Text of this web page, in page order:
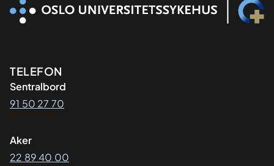
Kontaktinformasjon
TELEFON
Sentralbord
91 50 27 70
Aker
22 89 40 00